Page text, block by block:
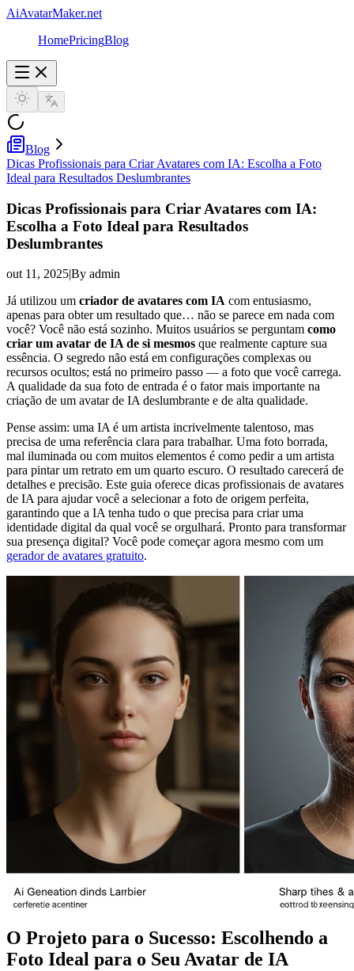
AiAvatarMaker.net
HomePricingBlog
Blog
Dicas Profissionais para Criar Avatares com IA: Escolha a Foto
Ideal para Resultados Deslumbrantes
Dicas Profissionais para Criar Avatares com IA:
Escolha a Foto Ideal para Resultados
Deslumbrantes
out 11, 2025|By admin
Já utilizou um criador de avatares com IA com entusiasmo,
apenas para obter um resultado que… não se parece em nada com
você? Você não está sozinho. Muitos usuários se perguntam como
criar um avatar de IA de si mesmos que realmente capture sua
essência. O segredo não está em configurações complexas ou
recursos ocultos; está no primeiro passo — a foto que você carrega.
A qualidade da sua foto de entrada é o fator mais importante na
criação de um avatar de IA deslumbrante e de alta qualidade.
Pense assim: uma IA é um artista incrivelmente talentoso, mas
precisa de uma referência clara para trabalhar. Uma foto borrada,
mal iluminada ou com muitos elementos é como pedir a um artista
para pintar um retrato em um quarto escuro. O resultado carecerá de
detalhes e precisão. Este guia oferece dicas profissionais de avatares
de IA para ajudar você a selecionar a foto de origem perfeita,
garantindo que a IA tenha tudo o que precisa para criar uma
identidade digital da qual você se orgulhará. Pronto para transformar
sua presença digital? Você pode começar agora mesmo com um
gerador de avatares gratuito.
O Projeto para o Sucesso: Escolhendo a
Foto Ideal para o Seu Avatar de IA